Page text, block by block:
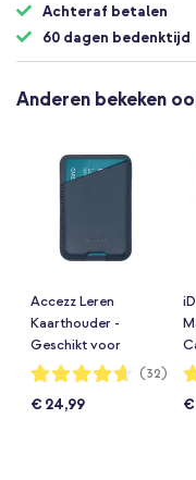
Achteraf betalen
60 dagen bedenktijd
Anderen bekeken
Accezz Leren
Kaarthouder -
Geschikt voor
MagSafe en Qi2 -
Waardering:
93%
(32)
€ 24,99 €